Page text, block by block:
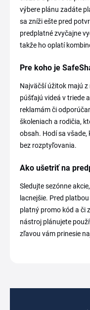
výbere plánu zadáte
sa zníži ešte pred
predplatné zvyčajne
takže ho oplatí
Pre koho je
Najväčší úžitok majú
púšťajú videá v triede
reklamám či
školeniach a rodičia,
obsah. Hodí sa všade,
bez rozptyľovania.
Ako ušetriť na
Sledujte sezónne
lacnejšie. Pred
platný promo kód a či
nástroj plánujete
zľavou vám prinesie